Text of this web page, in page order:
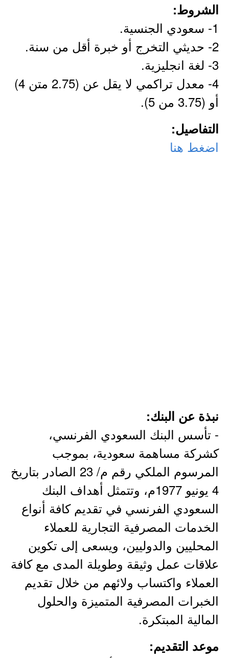
الشروط:
1- سعودي الجنسية.
2- حديثي التخرج أو خبرة أقل من سنة.
3- لغة انجليزية.
4- معدل تراكمي لا يقل عن (2.75 متن 4)
أو (3.75 من 5).
التفاصيل:
اضغط هنا
نبذة عن البنك:
- تأسس البنك السعودي الفرنسي،
كشركة مساهمة سعودية، بموجب
المرسوم الملكي رقم م/ 23 الصادر بتاريخ
4 يونيو 1977م، وتتمثل أهداف البنك
السعودي الفرنسي في تقديم كافة أنواع
الخدمات المصرفية التجارية للعملاء
المحليين والدوليين، ويسعى إلى تكوين
علاقات عمل وثيقة وطويلة المدى مع كافة
العملاء واكتساب ولائهم من خلال تقديم
الخبرات المصرفية المتميزة والحلول
المالية المبتكرة.
موعد التقديم: